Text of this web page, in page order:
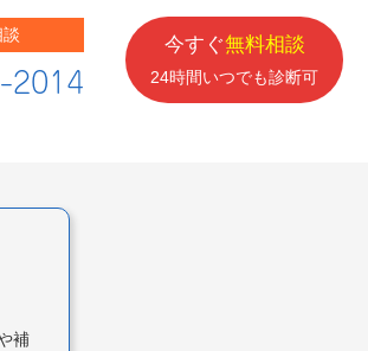
2014
今すぐ無料相談
24時間いつでも診断可
補